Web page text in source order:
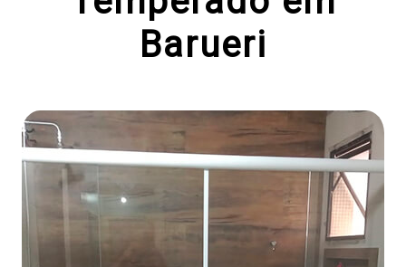
Barueri